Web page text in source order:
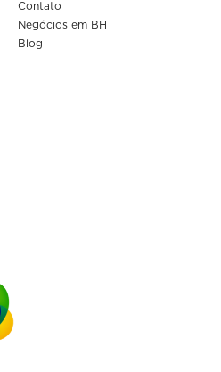
Contato
Negócios em BH
Blog